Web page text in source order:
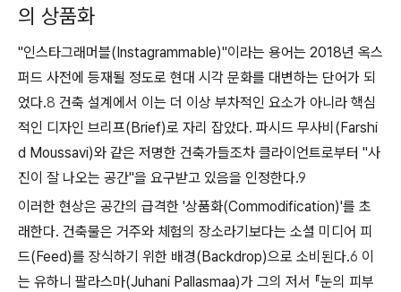
의 상품화
"인스타그래머블(Instagrammable)"이라는 용어는 2018년 옥스
퍼드 사전에 등재될 정도로 현대 시각 문화를 대변하는 단어가 되
었다.8 건축 설계에서 이는 더 이상 부차적인 요소가 아니라 핵심
적인 디자인 브리프(Brief)로 자리 잡았다. 파시드 무사비(Farshi
d Moussavi)와 같은 저명한 건축가들조차 클라이언트로부터 "사
진이 잘 나오는 공간"을 요구받고 있음을 인정한다.9
이러한 현상은 공간의 급격한 '상품화(Commodification)'를 초
래한다. 건축물은 거주와 체험의 장소라기보다는 소셜 미디어 피
드(Feed)를 장식하기 위한 배경(Backdrop)으로 소비된다.6 이
는 유하니 팔라스마(Juhani Pallasmaa)가 그의 저서 『눈의 피부